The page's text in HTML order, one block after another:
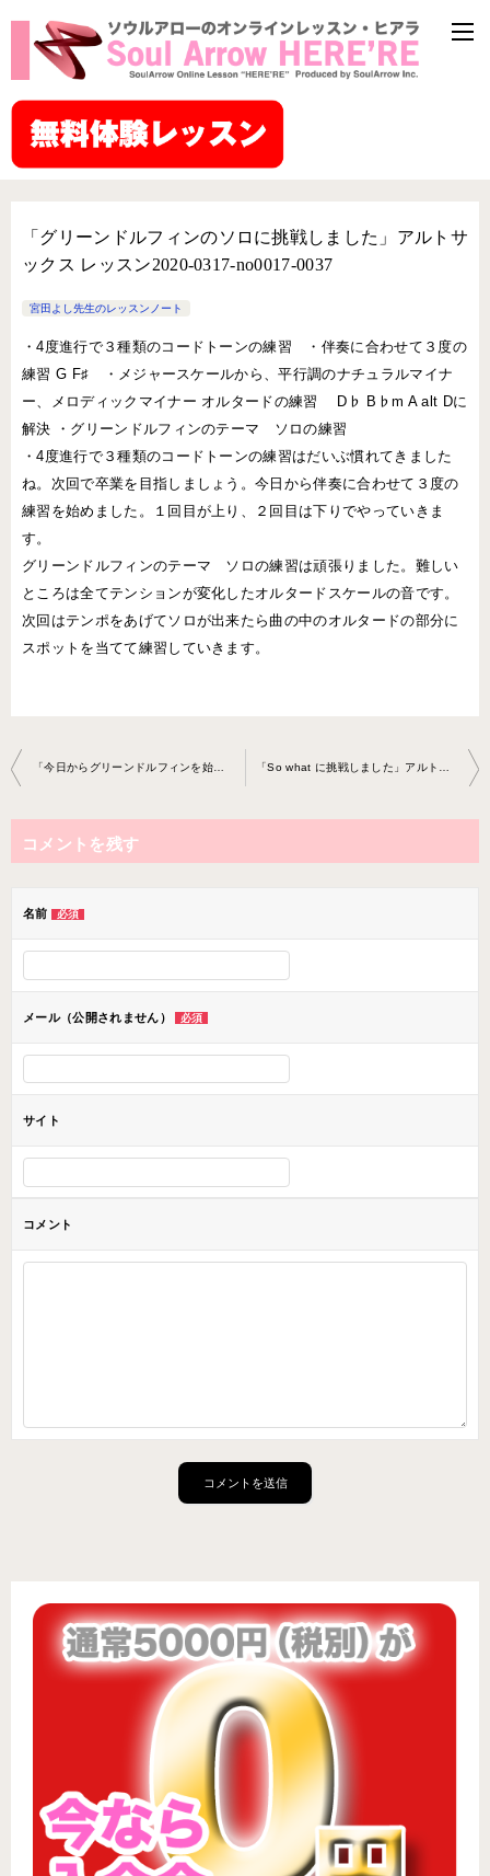
「グリーンドルフィンのソロに挑戦しました」アルトサ
ックス レッスン2020-0317-no0017-0037
宮田よし先生のレッスンノート
・4度進行で３種類のコードトーンの練習 ・伴奏に合わせて３度の
練習 G F♯ ・メジャースケールから、平行調のナチュラルマイナ
ー、メロディックマイナー オルタードの練習 D♭ B♭m A alt Dに
解決 ・グリーンドルフィンのテーマ ソロの練習
・4度進行で３種類のコードトーンの練習はだいぶ慣れてきました
ね。次回で卒業を目指しましょう。今日から伴奏に合わせて３度の
練習を始めました。１回目が上り、２回目は下りでやっていきま
す。
グリーンドルフィンのテーマ ソロの練習は頑張りました。難しい
ところは全てテンションが変化したオルタードスケールの音です。
次回はテンポをあげてソロが出来たら曲の中のオルタードの部分に
スポットを当てて練習していきます。
投
稿
ナ
ビ
ョ
ン
「今日からグリーンドルフィンを始めました」アルトサックス レッスン2020-0225-no0017-0037 「So what に挑戦しました」アルトサックスレッスン2020-0408-no001 7-0037
コメントを残す
名前 必須
メール（公開されません） 必須
サイト
コメント